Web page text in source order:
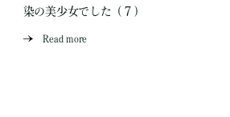
染の美少女でした（７）
Read more